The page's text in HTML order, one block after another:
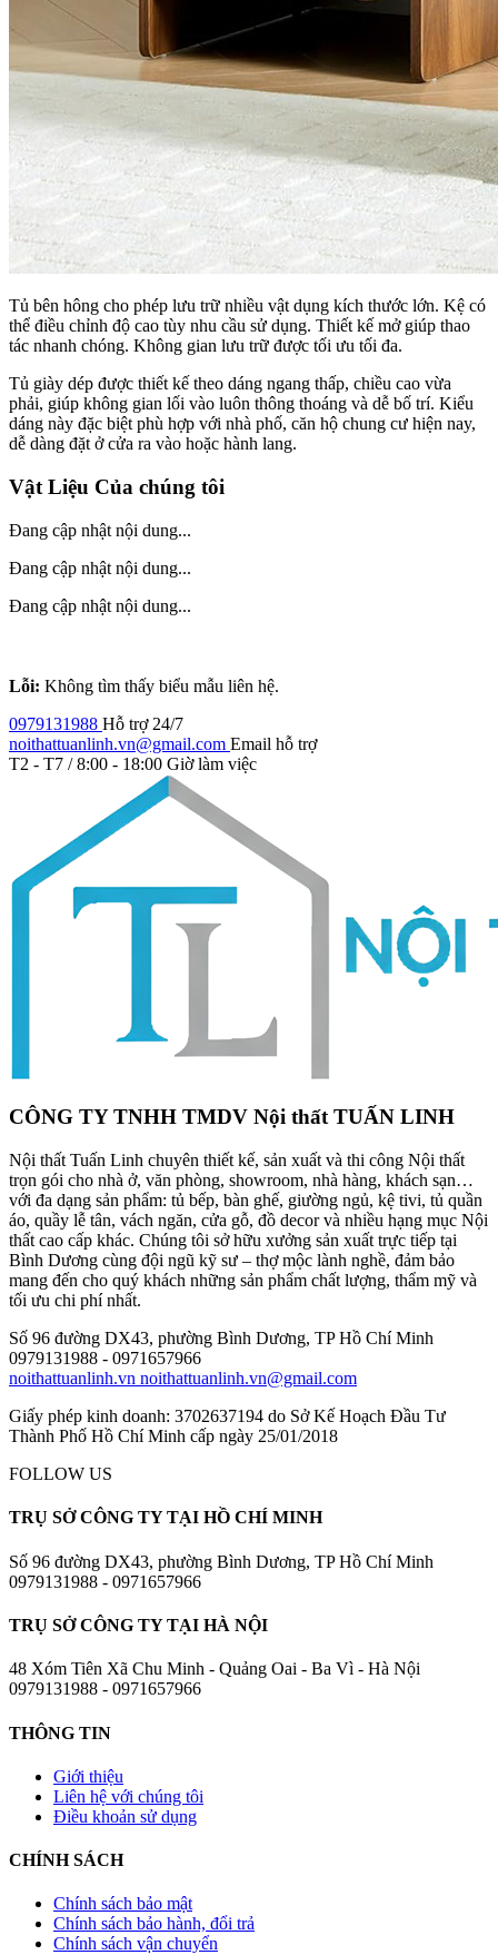
Tủ bên hông cho phép lưu trữ nhiều vật dụng kích thước lớn. Kệ có
thể điều chỉnh độ cao tùy nhu cầu sử dụng. Thiết kế mở giúp thao
tác nhanh chóng. Không gian lưu trữ được tối ưu tối đa.
Tủ giày dép được thiết kế theo dáng ngang thấp, chiều cao vừa
phải, giúp không gian lối vào luôn thông thoáng và dễ bố trí. Kiểu
dáng này đặc biệt phù hợp với nhà phố, căn hộ chung cư hiện nay,
dễ dàng đặt ở cửa ra vào hoặc hành lang.
Vật Liệu Của chúng tôi
Đang cập nhật nội dung...
Đang cập nhật nội dung...
Đang cập nhật nội dung...
Lỗi: Không tìm thấy biểu mẫu liên hệ.
0979131988 Hỗ trợ 24/7
noithattuanlinh.vn@gmail.com Email hỗ trợ
T2 - T7 / 8:00 - 18:00 Giờ làm việc
CÔNG TY TNHH TMDV Nội thất TUẤN LINH
Nội thất Tuấn Linh chuyên thiết kế, sản xuất và thi công Nội thất
trọn gói cho nhà ở, văn phòng, showroom, nhà hàng, khách sạn…
với đa dạng sản phẩm: tủ bếp, bàn ghế, giường ngủ, kệ tivi, tủ quần
áo, quầy lễ tân, vách ngăn, cửa gỗ, đồ decor và nhiều hạng mục Nội
thất cao cấp khác. Chúng tôi sở hữu xưởng sản xuất trực tiếp tại
Bình Dương cùng đội ngũ kỹ sư – thợ mộc lành nghề, đảm bảo
mang đến cho quý khách những sản phẩm chất lượng, thẩm mỹ và
tối ưu chi phí nhất.
Số 96 đường DX43, phường Bình Dương, TP Hồ Chí Minh
0979131988 - 0971657966
noithattuanlinh.vn noithattuanlinh.vn@gmail.com
Giấy phép kinh doanh: 3702637194 do Sở Kế Hoạch Đầu Tư
Thành Phố Hồ Chí Minh cấp ngày 25/01/2018
FOLLOW US
TRỤ SỞ CÔNG TY TẠI HỒ CHÍ MINH
Số 96 đường DX43, phường Bình Dương, TP Hồ Chí Minh
0979131988 - 0971657966
TRỤ SỞ CÔNG TY TẠI HÀ NỘI
48 Xóm Tiên Xã Chu Minh - Quảng Oai - Ba Vì - Hà Nội
0979131988 - 0971657966
THÔNG TIN
Giới thiệu
Liên hệ với chúng tôi
Điều khoản sử dụng
CHÍNH SÁCH
Chính sách bảo mật
Chính sách bảo hành, đổi trả
Chính sách vận chuyển